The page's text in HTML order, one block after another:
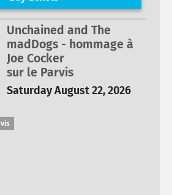
Unchained and The
madDogs - hommage à
Joe Cocker
sur le Parvis
Saturday August 22, 2026